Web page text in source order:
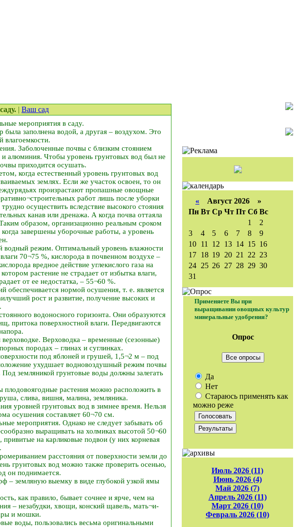
| Ваш сад
мероприятия в саду.
заполнена водой, а другая – воздухом. Это
влагоемкости.
Заболоченные почвы с близким стоянием
и алюминия. Чтобы уровень грунтовых вод был не
приходится осушать.
когда естественный уровень грунтовых вод
землях. Если же участок освоен, то он
произрастают пропашные овощные
работ лишь после уборки
осуществить вследствие высокого стояния
канав или дренажа. А когда почва оттаяла
образом, организационно реальным сроком
завершены уборочные работы, а уровень
водный режим. Оптимальный уровень влажности
70¬75 %, кислорода в почвенном воздухе –
вредное действие углекислого газа на
растение не страдает от избытка влаги,
от ее недостатка, – 55¬60 %.
нормой осушения, т. е. является
рост и развитие, получение высоких и
водоносного горизонта. Они образуются
притока поверхностной влаги. Передвигаются
Верховодка – временные (сезонные)
породах – глинах и суглинках.
под яблоней и грушей, 1,5¬2 м – под
ухудшает водно­воздушный режим почвы
земляникой грунтовые воды должны залегать
плодово­ягодные растения можно расположить в
слива, вишня, малина, земляника.
уровней грунтовых вод в зимнее время. Нельзя
осушения составляет 60¬70 см.
мероприятия. Однако не следует забывать об
выращивать на холмиках высотой 50¬60
на карликовые подвои (у них корневая
расстояния от поверхности земли до
грунтовых вод можно также проверить осенью,
он поднимается.
– земляную выемку в виде глубокой узкой ямы
как правило, бывает сочнее и ярче, чем на
– незабудки, хвощи, конский щавель, мать¬и­
и мошки.
воды, пользовались весьма оригинальными
« Август 2026 »
Пн Вт Ср Чт Пт Сб Вс
1
2
3
4 5 6 7 8
9
10 11 12 13 14 15 16
17 18 19 20 21 22 23
24 25 26 27 28 29 30
31
Применяете Вы при
выращивании овощных культур
минеральные удобрения?
Опрос
Все опросы
Да
Нет
Стараюсь применять как
можно реже
Июль 2026 (11)
Июнь 2026 (4)
Май 2026 (7)
Апрель 2026 (11)
Март 2026 (10)
Февраль 2026 (10)